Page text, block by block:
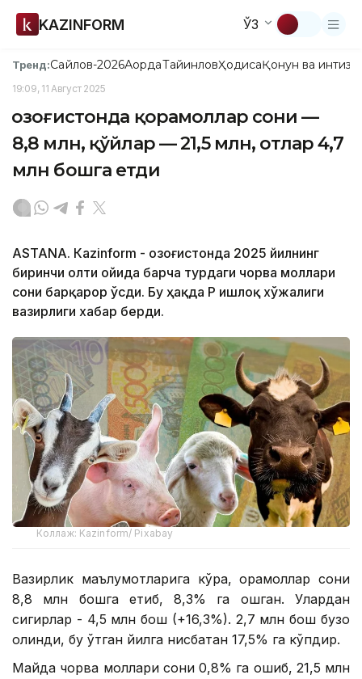
KAZINFORM ЎЗ
Тренд:Сайлов-2026АқордаТайинловҲодисаҚонун ва
19:09, 11 Август 2025
Қозоғистонда қорамоллар сони —
8,8 млн, қўйлар — 21,5 млн, отлар 4,7
млн бошга етди
ASTANА. Кazinform - Қозоғистонда 2025 йилнинг
биринчи олти ойида барча турдаги чорва моллари
сони барқарор ўсди. Бу ҳақда ҚР Қишлоқ хўжалиги
вазирлиги хабар берди.
Коллаж: Kazinform/ Pixabay
Вазирлик маълумотларига кўра, қорамоллар сони
8,8 млн бошга етиб, 8,3% га ошган. Улардан
сигирлар - 4,5 млн бош (+16,3%). 2,7 млн бош бузоқ
олинди, бу ўтган йилга нисбатан 17,5% га кўпдир.
Майда чорва моллари сони 0,8% га ошиб, 21,5 млн